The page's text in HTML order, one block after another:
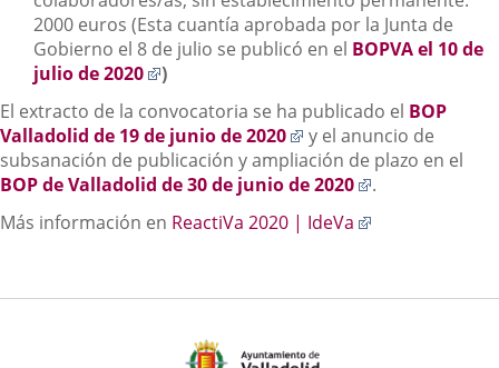
2000 euros (Esta cuantía aprobada por la Junta de
Gobierno el 8 de julio se publicó en el BOPVA el 10 de
julio de 2020
Enlace
una
aplicación
externa.
)
El extracto de la convocatoria se ha publicado el BOP
Valladolid de 19 de junio de 2020
Enlace
a
una
externa.
y el anuncio de
subsanación de publicación y ampliación de plazo en el
BOP de Valladolid de 30 de junio de 2020
Enlace
.
Más información en ReactiVa 2020 | IdeVa
aplicación